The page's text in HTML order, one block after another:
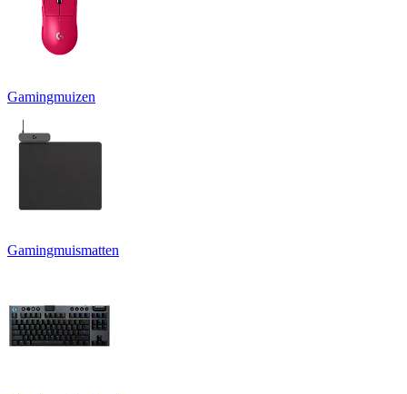
Gamingmuizen
Gamingmuismatten